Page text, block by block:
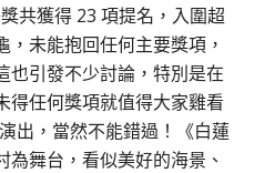
共獲得 23 項提名，入圍超
未能抱回任何主要獎項，
也引發不少討論，特別是在
得任何獎項就值得大家雞看
出，當然不能錯過！《白蓮
舞台，看似美好的海景、